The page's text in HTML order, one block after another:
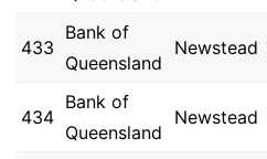
433
Bank of
Queensland
Newstead
434
Bank of
Queensland
Newstead